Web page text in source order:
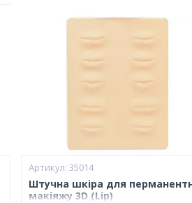
35014
Штучна шкіра для
макіяжу 3D (Lip)